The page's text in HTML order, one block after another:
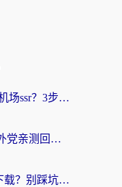
海外党必看：如何选对回国机场ssr？3步解决国内资源访问难题
ChickCN和神龟哪个好？海外党亲测回国加速器的实用攻略
海外党必看：PC VPN免费下载？别踩坑！3步选对回国加速器无缝刷国内资源